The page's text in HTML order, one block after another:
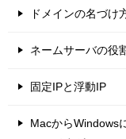
ドメインの名づけ
ネームサーバの役
固定IPと浮動IP
MacからWindows